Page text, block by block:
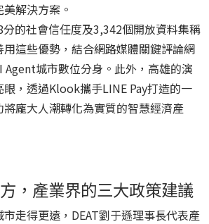
解決方案。
分的社會信任度及3,342個開放資料集稱
這些優勢，結合網路媒體關鍵評論網
Agent城市數位分身。此外，高雄的演
眼，透過Klook攜手LINE Pay打造的一
龐大人潮轉化為實質的智慧經濟產
，產業界的三大政策建議
走得更遠，DEAT劉于遜理事長代表產